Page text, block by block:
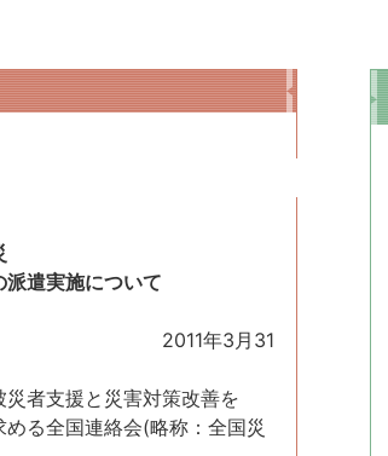
遣実施について
月31
対策改善を
称：全国災